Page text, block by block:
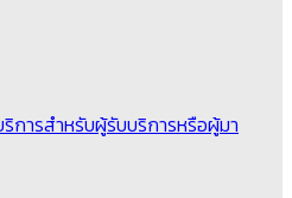
การสำหรับผู้รับบริการหรือผู้มา